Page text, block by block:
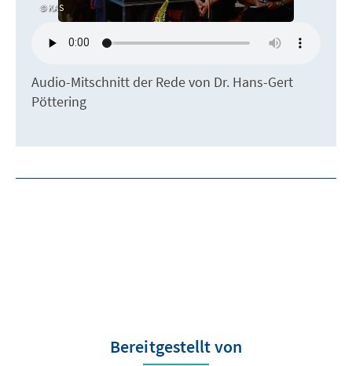
KAS
Audio-Mitschnitt der Rede von Dr. Hans-Gert
Pöttering
Bereitgestellt von